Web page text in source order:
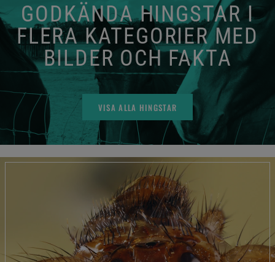
GODKÄNDA HINGSTAR I
FLERA KATEGORIER MED
BILDER OCH FAKTA
VISA ALLA HINGSTAR